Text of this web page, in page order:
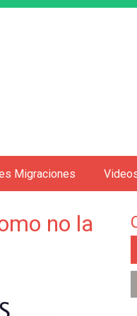
no la
Migraciones